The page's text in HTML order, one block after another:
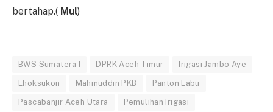
bertahap.( Mul)
BWS Sumatera I DPRK Aceh Timur Irigasi Jambo Aye
Lhoksukon Mahmuddin PKB Panton Labu
Pascabanjir Aceh Utara Pemulihan Irigasi